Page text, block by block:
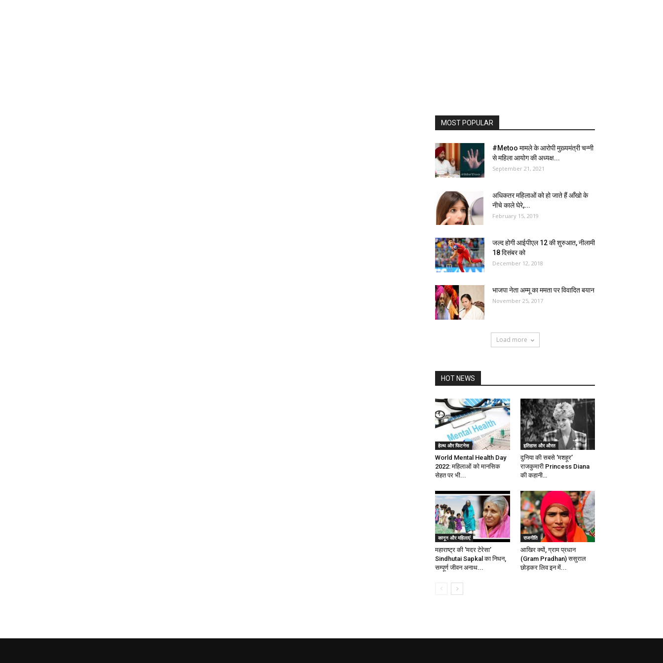
MOST POPULAR
#Metoo मामले के आरोपी मुख़्यमंत्री चन्नी
से महिला आयोग की अध्यक्ष...
September 21, 2021
अधिकतर महिलाओं को हो जाते हैं आँखो के
नीचे काले घेरे,...
February 15, 2019
जल्द होगी आईपीएल 12 की शुरुआत, नीलामी
18 दिसंबर को
December 12, 2018
भाजपा नेता अम्मू का ममता पर विवादित बयान
November 25, 2017
Load more
HOT NEWS
हेल्थ और फिटनेस
World Mental Health Day
2022: महिलाओं को मानसिक
सेहत पर भी...
इतिहास और औरत
दुनिया की सबसे ‘मशहूर’
राजकुमारी Princess Diana
की कहानी…
कानून और महिलाएं
महाराष्ट्र की ‘मदर टेरेसा’
Sindhutai Sapkal का निधन,
सम्पूर्ण जीवन अनाथ...
राजनीति
आखिर क्यों, ग्राम प्रधान
(Gram Pradhan) ससुराल
छोड़कर लिव इन में...